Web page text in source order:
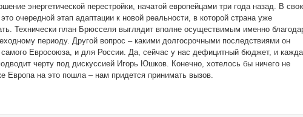
энергетической перестройки, начатой европейцами три года назад. В
очередной этап адаптации к новой реальности, в которой страна уже
Технически план Брюсселя выглядит вполне осуществимым именно
периоду. Другой вопрос – какими долгосрочными последствиями он
самого Евросоюза, и для России. Да, сейчас у нас дефицитный бюджет, и
черту под дискуссией Игорь Юшков. Конечно, хотелось бы ничего не
Европа на это пошла – нам придется принимать вызов.